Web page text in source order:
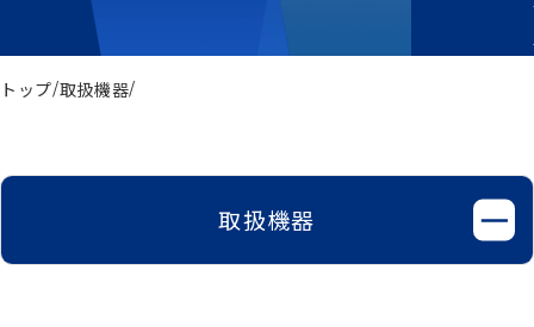
トップ 取扱機器
取扱機器